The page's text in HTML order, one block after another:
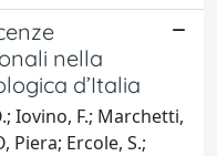
nella
d’Italia
Iovino, F.; Marchetti,
Piera; Ercole, S.;